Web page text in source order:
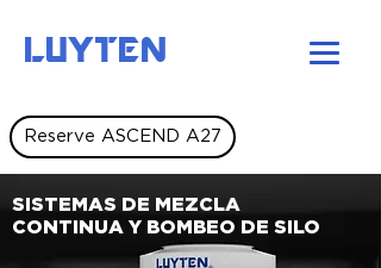
LUYTEN
Reserve ASCEND A27
SISTEMAS DE MEZCLA
CONTINUA Y BOMBEO DE SILO